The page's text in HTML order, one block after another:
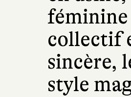
collectif
sincère,
style